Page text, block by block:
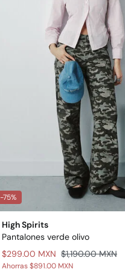
-75%
High Spirits
Pantalones verde olivo
$299.00 MXN $1,190.00 MXN
Ahorras$891.00 MXN